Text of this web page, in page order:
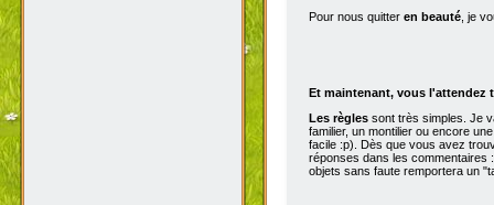
Pour nous quitter en beauté, je
Et maintenant, vous l'attendez
Les règles sont très simples. Je
familier, un montilier ou encore
facile :p). Dès que vous avez
réponses dans les commentaires
objets sans faute remportera un